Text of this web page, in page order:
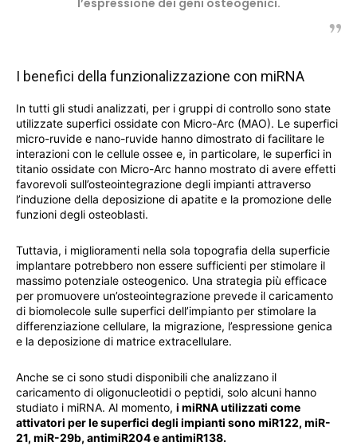
l’espressione dei geni osteogenici.
I benefici della funzionalizzazione con miRNA
In tutti gli studi analizzati, per i gruppi di controllo sono state
utilizzate superfici ossidate con Micro-Arc (MAO). Le superfici
micro-ruvide e nano-ruvide hanno dimostrato di facilitare le
interazioni con le cellule ossee e, in particolare, le superfici in
titanio ossidate con Micro-Arc hanno mostrato di avere effetti
favorevoli sull’osteointegrazione degli impianti attraverso
l’induzione della deposizione di apatite e la promozione delle
funzioni degli osteoblasti.
Tuttavia, i miglioramenti nella sola topografia della superficie
implantare potrebbero non essere sufficienti per stimolare il
massimo potenziale osteogenico. Una strategia più efficace
per promuovere un’osteointegrazione prevede il caricamento
di biomolecole sulle superfici dell’impianto per stimolare la
differenziazione cellulare, la migrazione, l’espressione genica
e la deposizione di matrice extracellulare.
Anche se ci sono studi disponibili che analizzano il
caricamento di oligonucleotidi o peptidi, solo alcuni hanno
studiato i miRNA. Al momento, i miRNA utilizzati come
attivatori per le superfici degli impianti sono miR122, miR-
21, miR-29b, antimiR204 e antimiR138.